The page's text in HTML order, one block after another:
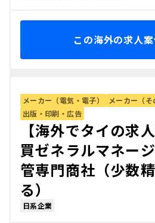
この海外の求人
メーカー（電気・電子） メーカー（そ
出版・印刷・広告
【海外でタイの求
買ゼネラルマネー
管専門商社（少数
る）
日系企業